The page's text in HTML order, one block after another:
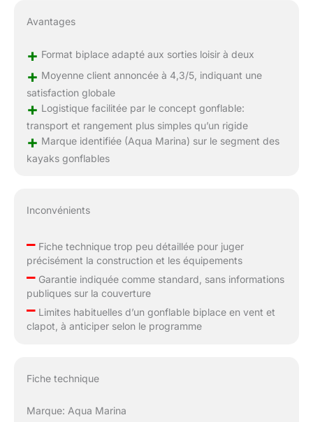
Avantages
+ Format biplace adapté aux sorties loisir à deux
+ Moyenne client annoncée à 4,3/5, indiquant une
satisfaction globale
+ Logistique facilitée par le concept gonflable:
transport et rangement plus simples qu’un rigide
+ Marque identifiée (Aqua Marina) sur le segment des
kayaks gonflables
Inconvénients
–Fiche technique trop peu détaillée pour juger
précisément la construction et les équipements
–Garantie indiquée comme standard, sans informations
publiques sur la couverture
–Limites habituelles d’un gonflable biplace en vent et
clapot, à anticiper selon le programme
Fiche technique
Marque: Aqua Marina